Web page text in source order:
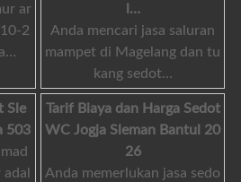
ar
2
l…
Anda mencari jasa saluran
mampet di Magelang dan tu
kang sedot…
Sle
503
Tarif Biaya dan Harga Sedot
WC Jogja Sleman Bantul 20
26
Anda memerlukan jasa sedo